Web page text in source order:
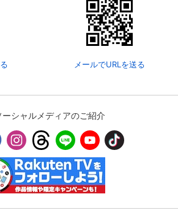
メールでURLを送る
ーシャルメディアのご紹介